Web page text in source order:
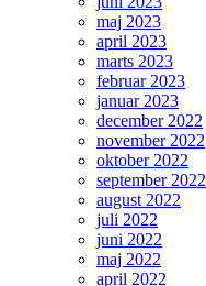
maj 2023
april 2023
marts 2023
februar 2023
januar 2023
december 2022
november 2022
oktober 2022
september 2022
august 2022
juli 2022
juni 2022
maj 2022
april 2022